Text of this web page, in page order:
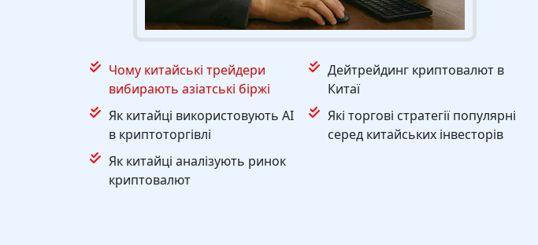
Чому китайські трейдери
вибирають азіатські біржі
Дейтрейдинг криптовалют в
Китаї
Як китайці використовують AI
в криптоторгівлі
Які торгові стратегії популярні
серед китайських інвесторів
Як китайці аналізують ринок
криптовалют